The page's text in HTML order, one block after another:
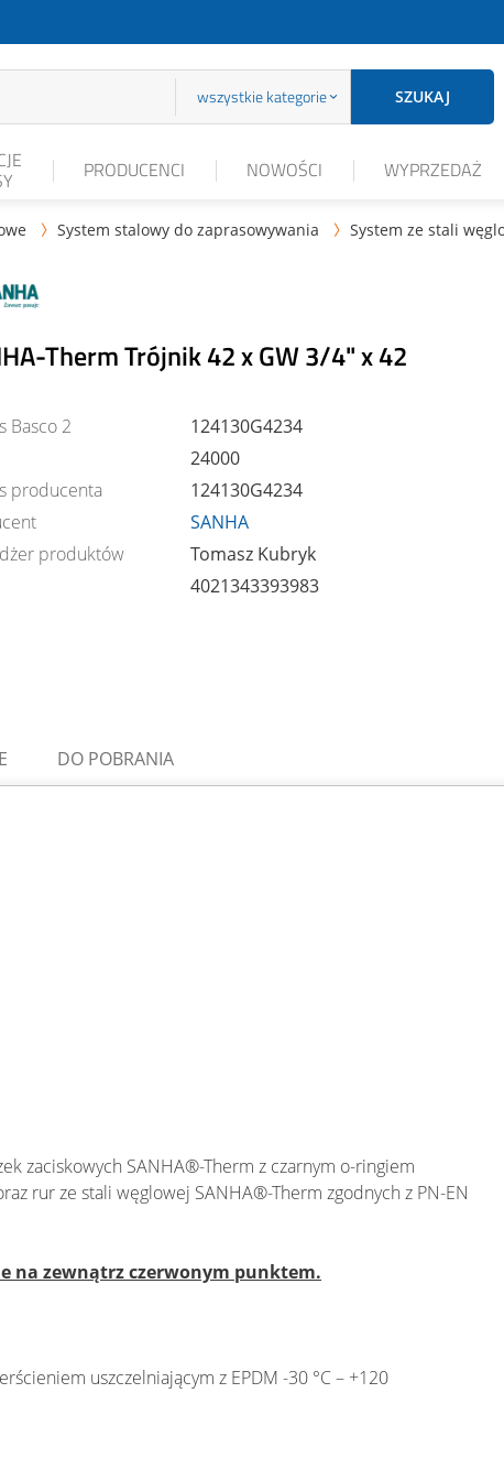
wszystkie kategorie SZUKAJ
PRODUCENCI NOWOŚCI WYPRZEDAŻ
 System stalowy do zaprasowywania  System ze stali
Therm Trójnik 42 x GW 3/4" x 42
Basco 2
124130G4234
24000
producenta
124130G4234
SANHA
produktów
Tomasz Kubryk
4021343393983
DO POBRANIA
zaciskowych SANHA®-Therm z czarnym o-ringiem
rur ze stali węglowej SANHA®-Therm zgodnych z PN-EN
na zewnątrz czerwonym punktem.
uszczelniającym z EPDM -30 °C – +120